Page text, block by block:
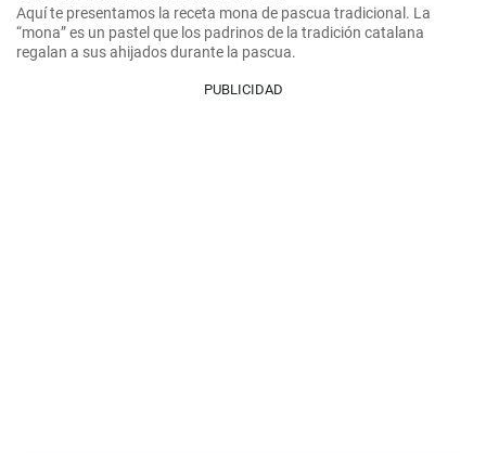
Aquí te presentamos la receta mona de pascua tradicional. La
“mona” es un pastel que los padrinos de la tradición catalana
regalan a sus ahijados durante la pascua.
PUBLICIDAD